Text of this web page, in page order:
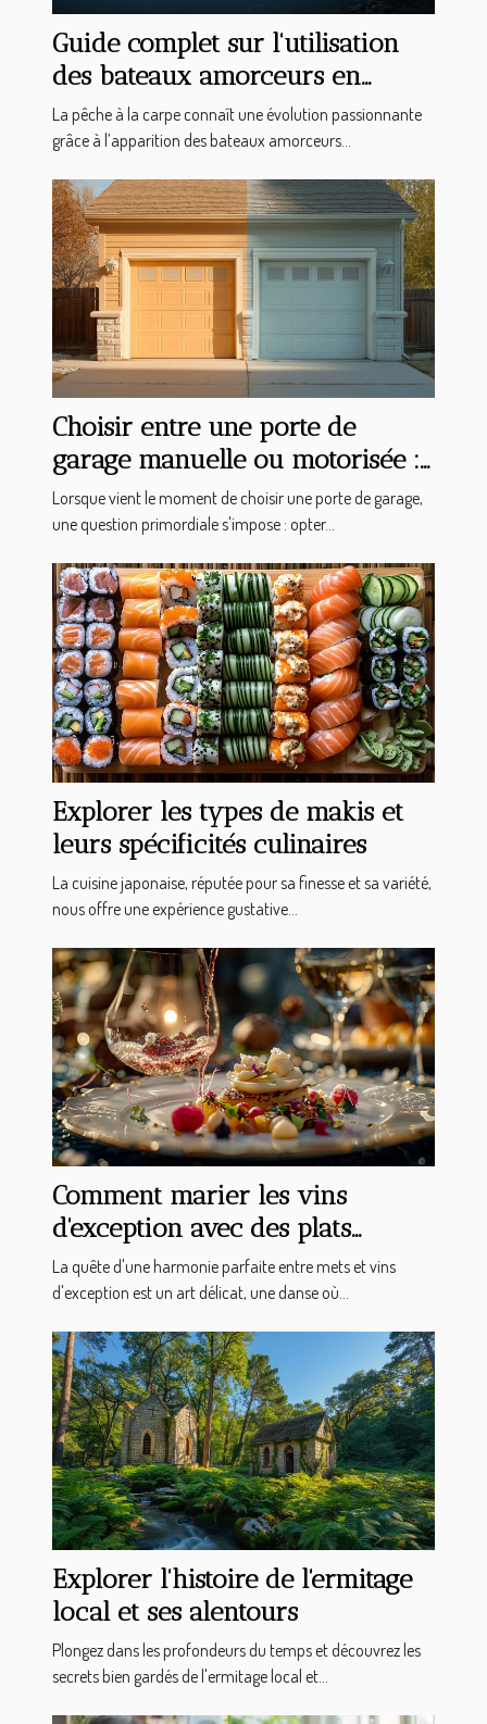
Guide complet sur l'utilisation
des bateaux amorceurs en
pêche à la carpe
La pêche à la carpe connaît une évolution passionnante
grâce à l’apparition des bateaux amorceurs...
Choisir entre une porte de
garage manuelle ou motorisée :
avantages et considérations
Lorsque vient le moment de choisir une porte de garage,
une question primordiale s'impose : opter...
Explorer les types de makis et
leurs spécificités culinaires
La cuisine japonaise, réputée pour sa finesse et sa variété,
nous offre une expérience gustative...
Comment marier les vins
d'exception avec des plats
gastronomiques
La quête d'une harmonie parfaite entre mets et vins
d'exception est un art délicat, une danse où...
Explorer l'histoire de l'ermitage
local et ses alentours
Plongez dans les profondeurs du temps et découvrez les
secrets bien gardés de l'ermitage local et...